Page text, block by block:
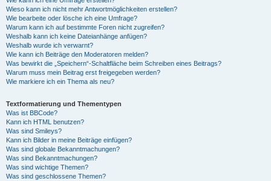
Wieso kann ich nicht mehr Antwortmöglichkeiten erstellen?
Wie bearbeite oder lösche ich eine Umfrage?
Warum kann ich auf bestimmte Foren nicht zugreifen?
Weshalb kann ich keine Dateianhänge anfügen?
Weshalb wurde ich verwarnt?
Wie kann ich Beiträge den Moderatoren melden?
Was bewirkt die „Speichern“-Schaltfläche beim Schreiben eines Beitrags?
Warum muss mein Beitrag erst freigegeben werden?
Wie markiere ich ein Thema als neu?
Textformatierung und Thementypen
Was ist BBCode?
Kann ich HTML benutzen?
Was sind Smileys?
Kann ich Bilder in meine Beiträge einfügen?
Was sind globale Bekanntmachungen?
Was sind Bekanntmachungen?
Was sind wichtige Themen?
Was sind geschlossene Themen?